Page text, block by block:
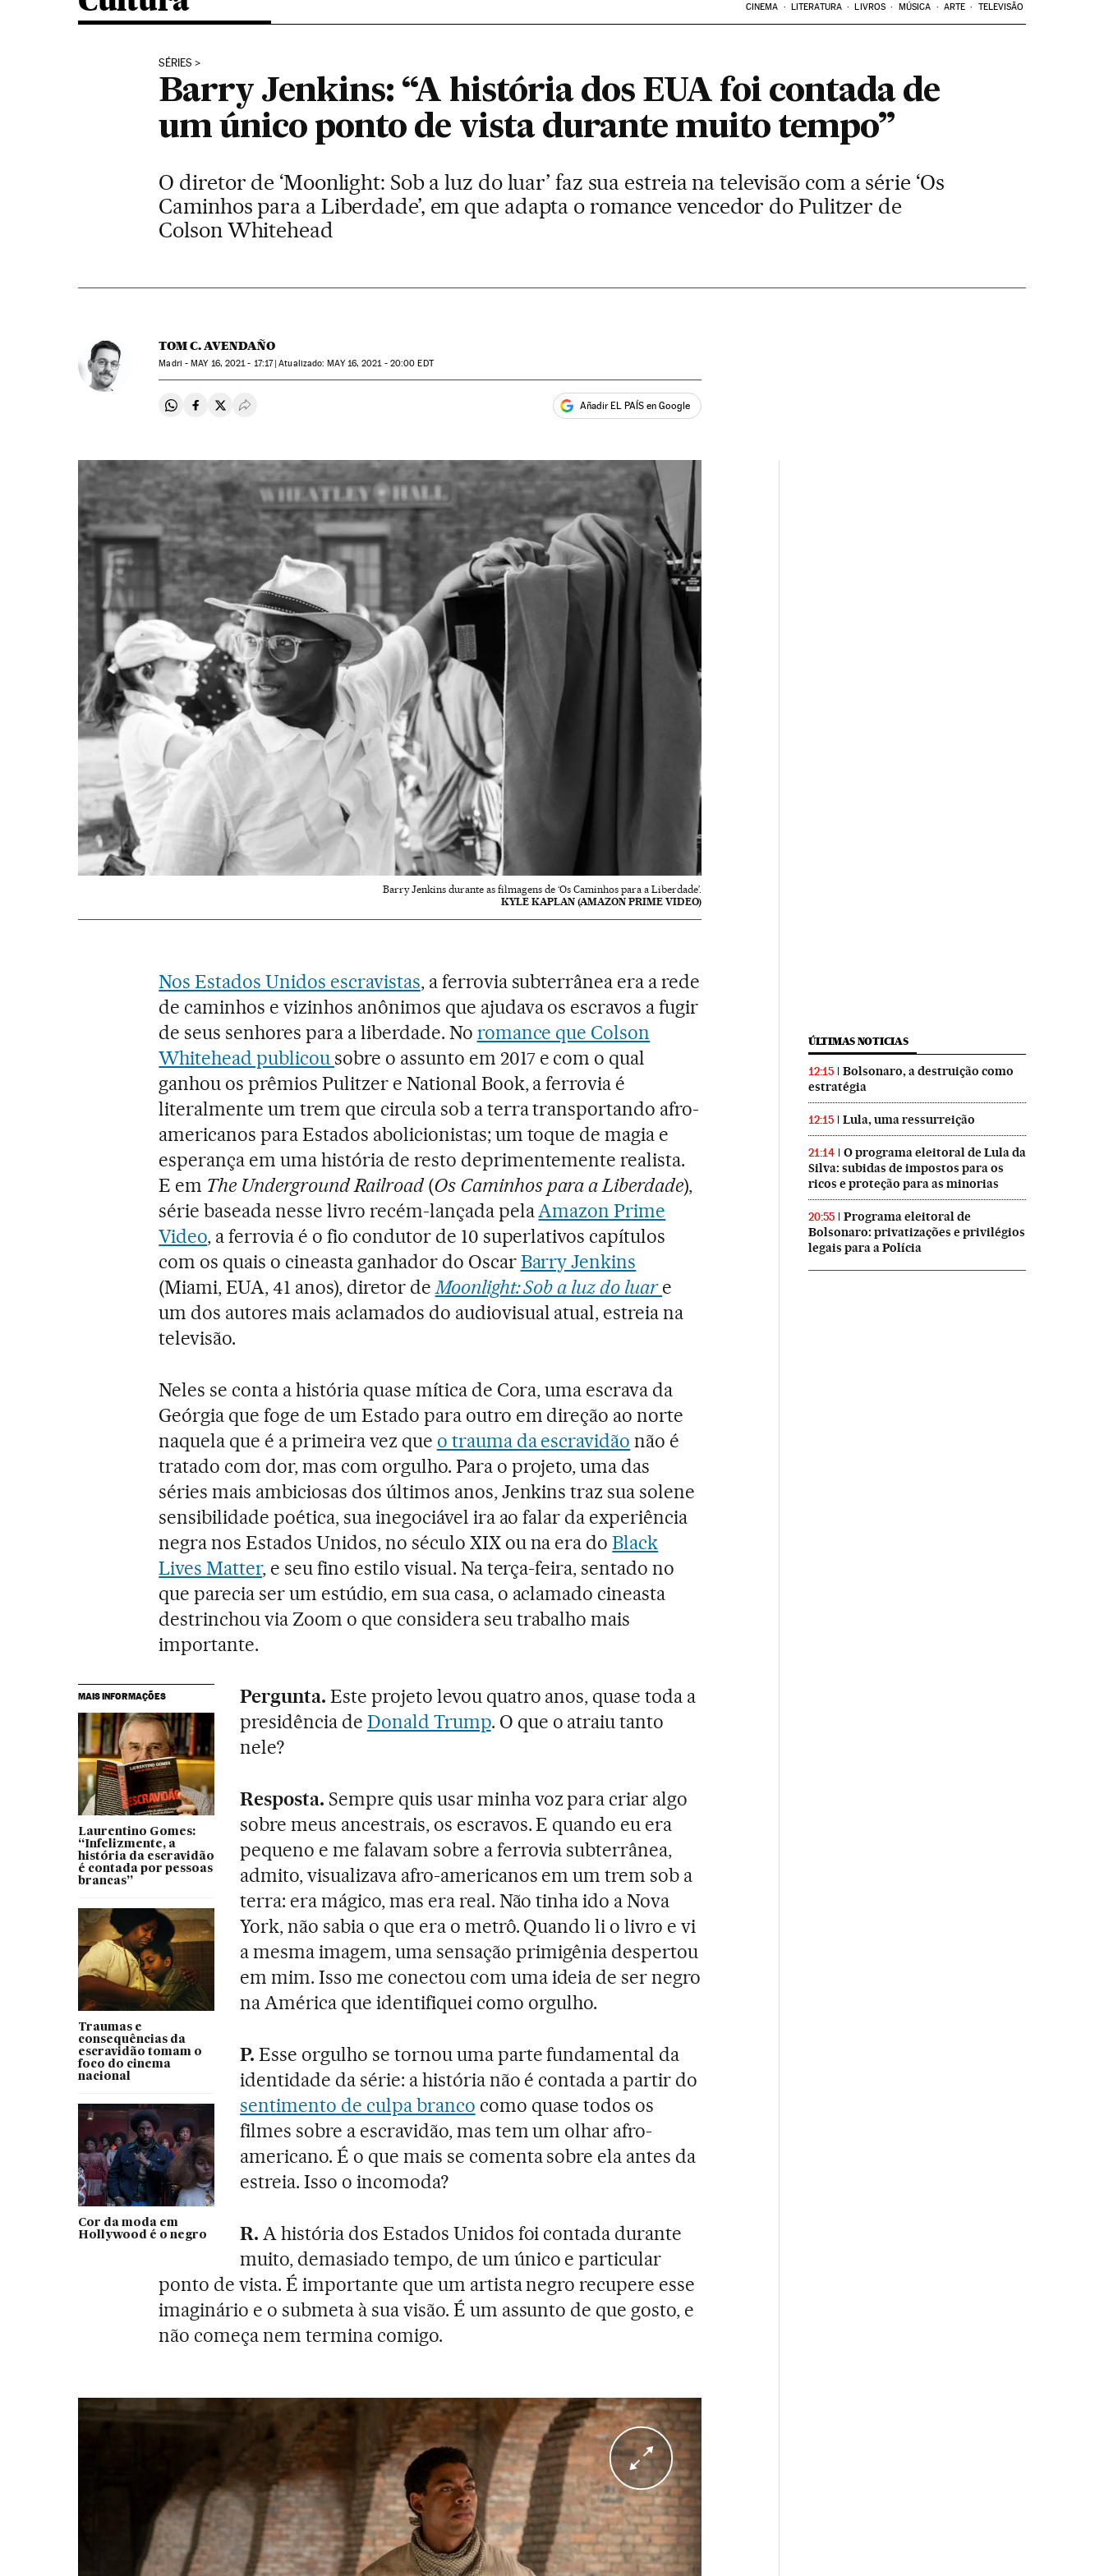
CINEMA LITERATURA LIVROS MÚSICA ARTE TELEVISÃO
SÉRIES
Barry Jenkins: “A história dos EUA foi contada de
um único ponto de vista durante muito tempo”
O diretor de ‘Moonlight: Sob a luz do luar’ faz sua estreia na televisão com a série ‘Os
Caminhos para a Liberdade’, em que adapta o romance vencedor do Pulitzer de
Colson Whitehead
TOM C. AVENDAÑO
Madri -MAY16, 2021 - 17:17 atualizado: MAY16, 2021 - 20:00 EDT
Compartir en Whatsapp
Compartir en Facebook
Compartir en Twitter
Desplegar Redes Sociales Añadir EL PAÍS en Google
Barry Jenkins durante as filmagens de ‘Os Caminhos para a Liberdade’.
KYLE KAPLAN (AMAZON PRIME VIDEO)
Nos Estados Unidos escravistas, a ferrovia subterrânea era a rede
de caminhos e vizinhos anônimos que ajudava os escravos a fugir
de seus senhores para a liberdade. No romance que Colson
Whitehead publicou sobre o assunto em 2017 e com o qual
ganhou os prêmios Pulitzer e National Book, a ferrovia é
literalmente um trem que circula sob a terra transportando afro-
americanos para Estados abolicionistas; um toque de magia e
esperança em uma história de resto deprimentemente realista.
E em The Underground Railroad(Os Caminhos para a Liberdade),
série baseada nesse livro recém-lançada pelaAmazon Prime
Video, a ferrovia é o fio condutor de 10 superlativos capítulos
com os quais o cineasta ganhador do OscarBarry Jenkins
(Miami, EUA, 41 anos), diretor deMoonlight: Sob a luz do luare
um dos autores mais aclamados do audiovisual atual, estreia na
televisão.
Neles se conta a história quase mítica de Cora, uma escrava da
Geórgia que foge de um Estado para outro em direção ao norte
naquela que é a primeira vez que o trauma da escravidão não é
tratado com dor, mas com orgulho. Para o projeto, uma das
séries mais ambiciosas dos últimos anos, Jenkins traz sua solene
sensibilidade poética, sua inegociável ira ao falar da experiência
negra nos Estados Unidos, no século XIX ou na era doBlack
Lives Matter, e seu fino estilo visual. Na terça-feira, sentado no
que parecia ser um estúdio, em sua casa, o aclamado cineasta
destrinchou via Zoom o que considera seu trabalho mais
importante.
MAIS INFORMAÇÕES
Laurentino Gomes:
“Infelizmente, a
história da escravidão
é contada por pessoas
brancas”
Traumas e
consequências da
escravidão tomam o
foco do cinema
nacional
Cor da moda em
Hollywood é o negro
Pergunta. Este projeto levou quatro anos, quase toda a
presidência de Donald Trump. O que o atraiu tanto
nele?
Resposta. Sempre quis usar minha voz para criar algo
sobre meus ancestrais, os escravos. E quando eu era
pequeno e me falavam sobre a ferrovia subterrânea,
admito, visualizava afro-americanos em um trem sob a
terra: era mágico, mas era real. Não tinha ido a Nova
York, não sabia o que era o metrô. Quando li o livro e vi
a mesma imagem, uma sensação primigênia despertou
em mim. Isso me conectou com uma ideia de ser negro
na América que identifiquei como orgulho.
P. Esse orgulho se tornou uma parte fundamental da
identidade da série: a história não é contada a partir do
sentimento de culpa branco como quase todos os
filmes sobre a escravidão, mas tem um olhar afro-
americano. É o que mais se comenta sobre ela antes da
estreia. Isso o incomoda?
R. A história dos Estados Unidos foi contada durante
muito, demasiado tempo, de um único e particular
ponto de vista. É importante que um artista negro recupere esse
imaginário e o submeta à sua visão. É um assunto de que gosto, e
não começa nem termina comigo.
ÚLTIMAS NOTICIAS
12:15
Bolsonaro, a destruição como
estratégia
12:15 Lula, uma ressurreição
21:14
O programa eleitoral de Lula da
Silva: subidas de impostos para os
ricos e proteção para as minorias
20:55
Programa eleitoral de
Bolsonaro: privatizações e privilégios
legais para a Polícia